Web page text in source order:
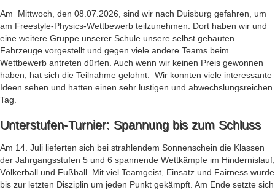
Am Mittwoch, den 08.07.2026, sind wir nach Duisburg gefahren, um
am Freestyle-Physics-Wettbewerb teilzunehmen. Dort haben wir und
eine weitere Gruppe unserer Schule unsere selbst gebauten
Fahrzeuge vorgestellt und gegen viele andere Teams beim
Wettbewerb antreten dürfen. Auch wenn wir keinen Preis gewonnen
haben, hat sich die Teilnahme gelohnt. Wir konnten viele interessante
Ideen sehen und hatten einen sehr lustigen und abwechslungsreichen
Tag.
Unterstufen-Turnier: Spannung bis zum Schluss
Am 14. Juli lieferten sich bei strahlendem Sonnenschein die Klassen
der Jahrgangsstufen 5 und 6 spannende Wettkämpfe im Hindernislauf,
Völkerball und Fußball. Mit viel Teamgeist, Einsatz und Fairness wurde
bis zur letzten Disziplin um jeden Punkt gekämpft. Am Ende setzte sich